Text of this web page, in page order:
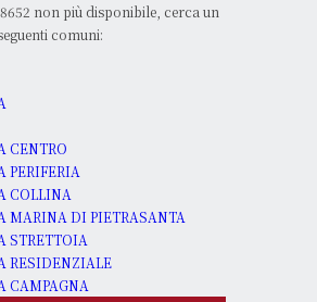
non più disponibile, cerca un
comuni:
CENTRO
PERIFERIA
COLLINA
MARINA DI PIETRASANTA
STRETTOIA
RESIDENZIALE
CAMPAGNA